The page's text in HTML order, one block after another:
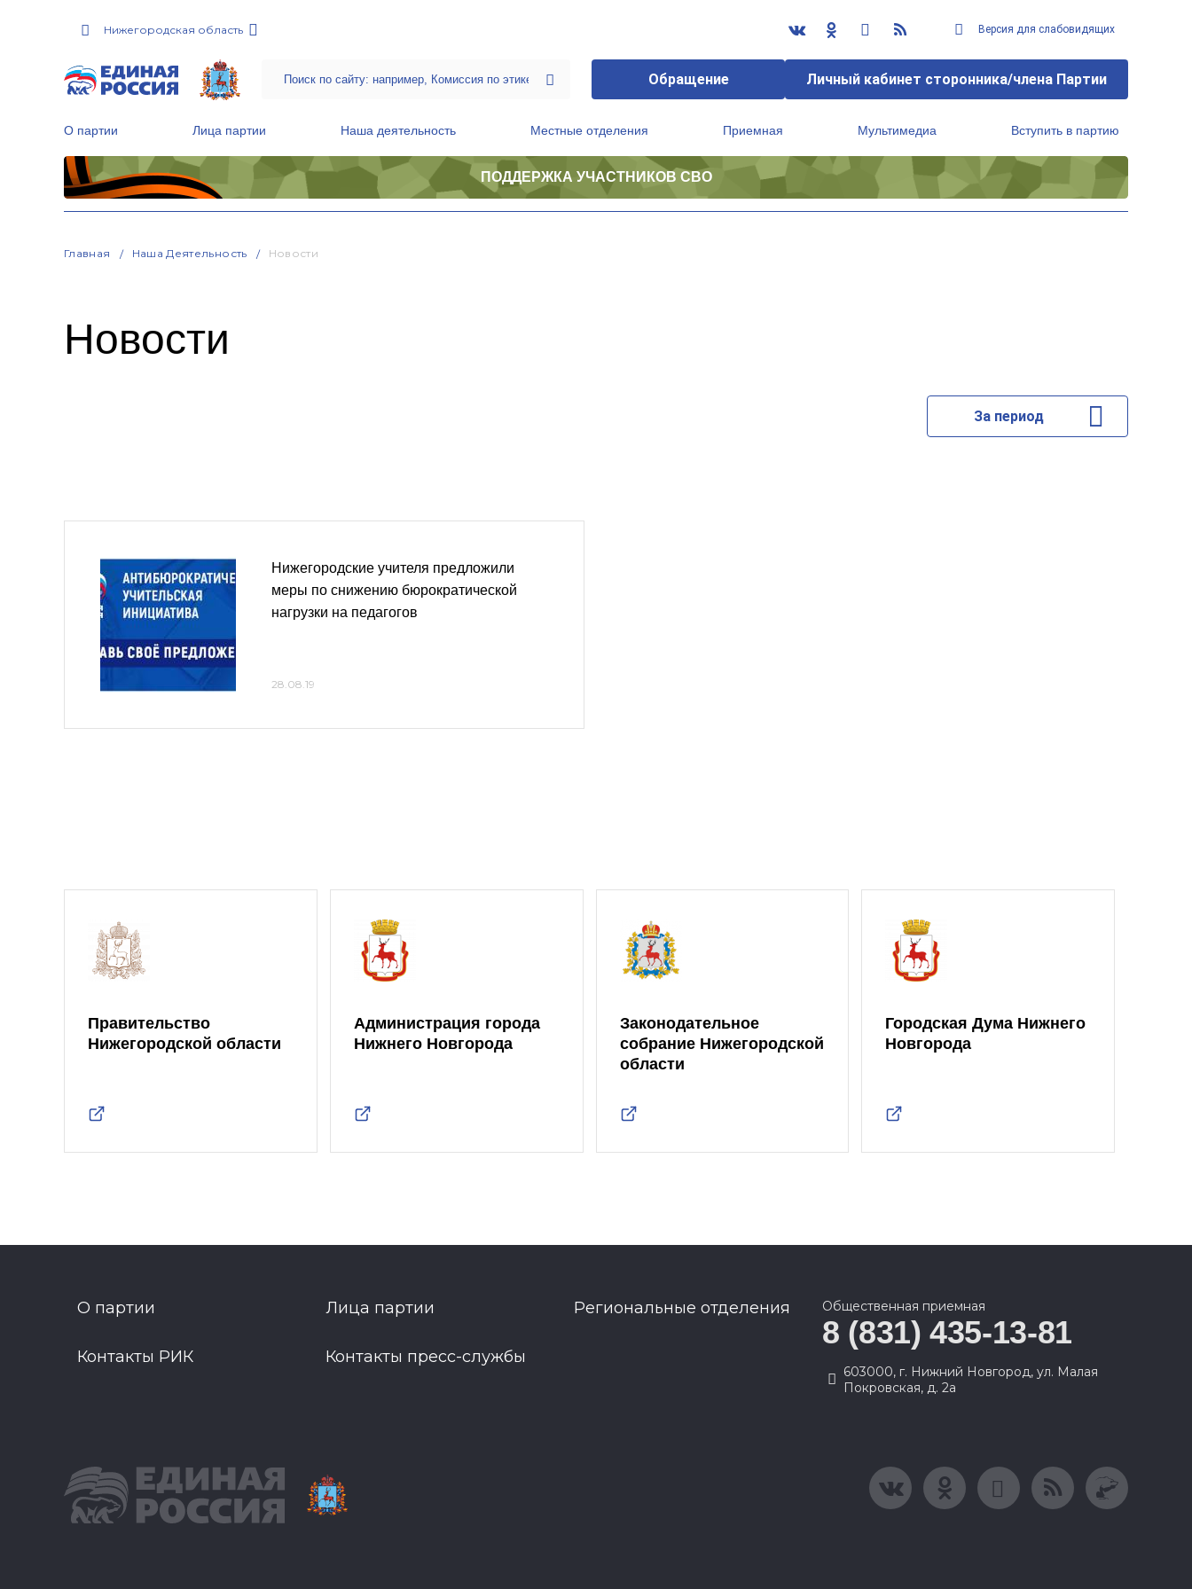
Нижегородская область Версия для слабовидящих
Обращение Личный кабинет сторонника/члена Партии
О партии Лица партии Наша деятельность Местные отделения Приемная Мультимедиа Вступить в партию
ПОДДЕРЖКА УЧАСТНИКОВ СВО
Главная Наша Деятельность Новости
Новости
За период
Нижегородские учителя предложили
меры по снижению бюрократической
нагрузки на педагогов
28.08.19
Правительство
Нижегородской области
Администрация города
Нижнего Новгорода
Законодательное
собрание Нижегородской
области
Городская Дума Нижнего
Новгорода
О партии Лица партии Региональные отделения
Контакты РИК Контакты пресс-службы
Общественная приемная
8 (831) 435-13-81
603000, г. Нижний Новгород, ул. Малая
Покровская, д. 2а